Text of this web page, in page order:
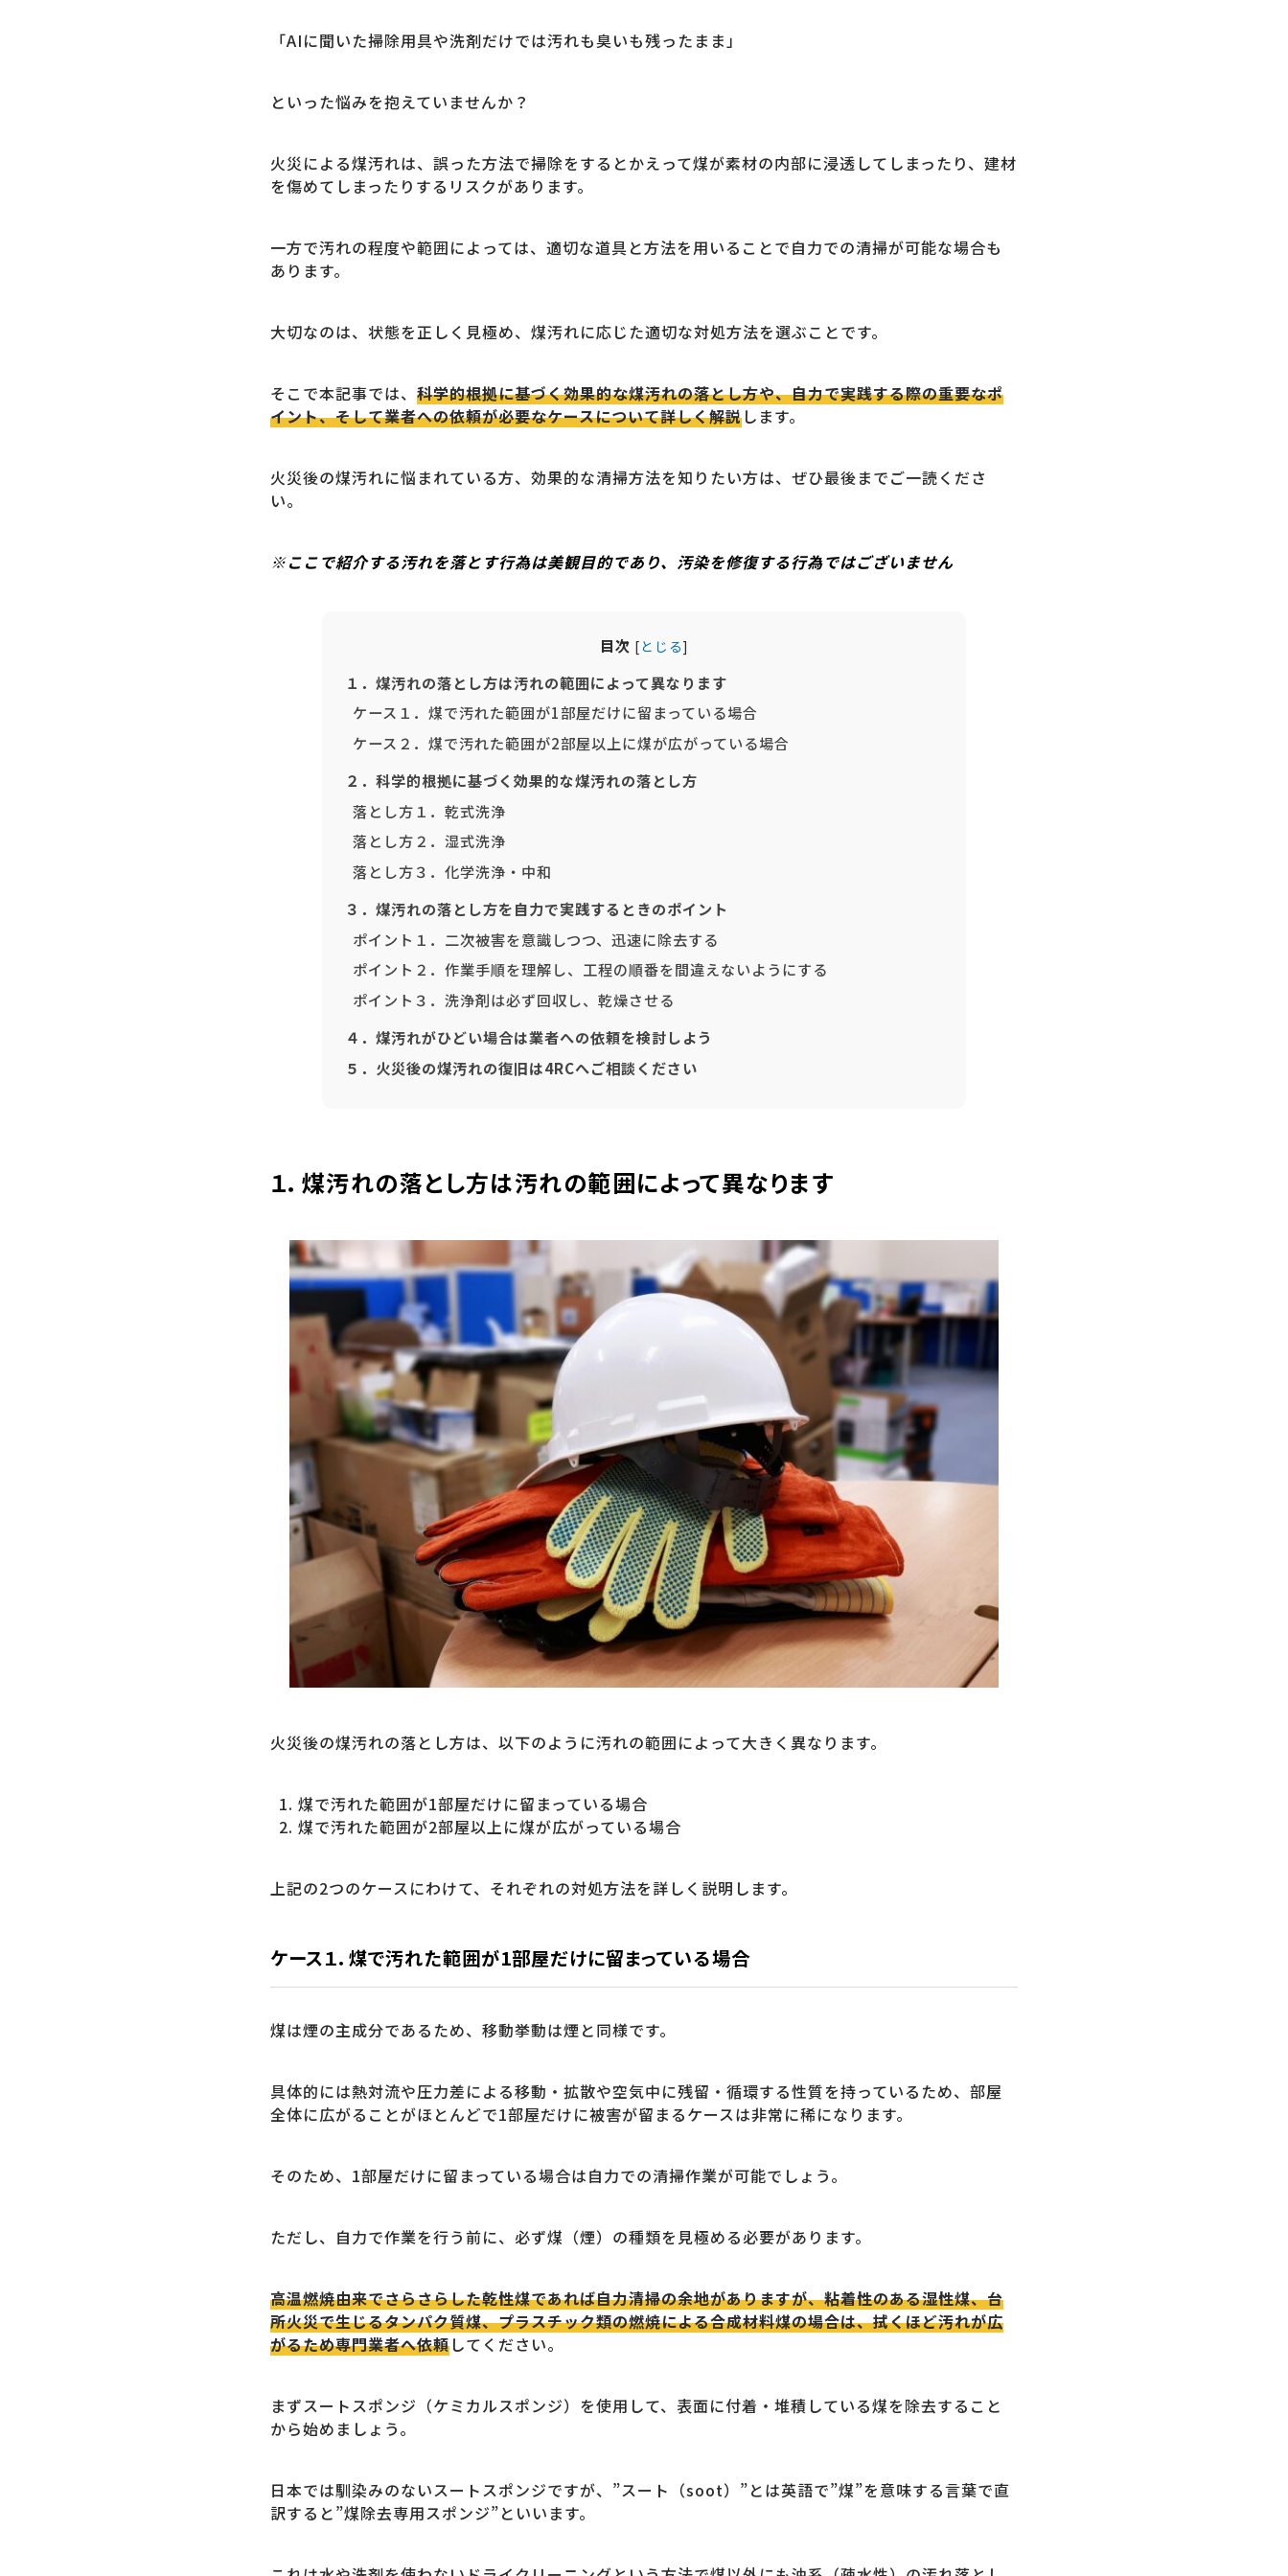
「AIに聞いた掃除用具や洗剤だけでは汚れも臭いも残ったまま」
といった悩みを抱えていませんか？
火災による煤汚れは、誤った方法で掃除をするとかえって煤が素材の内部に浸透してしまったり、建材
を傷めてしまったりするリスクがあります。
一方で汚れの程度や範囲によっては、適切な道具と方法を用いることで自力での清掃が可能な場合も
あります。
大切なのは、状態を正しく見極め、煤汚れに応じた適切な対処方法を選ぶことです。
そこで本記事では、 科学的根拠に基づく効果的な煤汚れの落とし方や、自力で実践する際の重要なポ
イント、そして業者への依頼が必要なケースについて詳しく解説します。
火災後の煤汚れに悩まれている方、効果的な清掃方法を知りたい方は、ぜひ最後までご一読くださ
い。
※ここで紹介する汚れを落とす行為は美観目的であり、汚染を修復する行為ではございません
目次 [とじる]
１．煤汚れの落とし方は汚れの範囲によって異なります
ケース１．煤で汚れた範囲が1部屋だけに留まっている場合
ケース２．煤で汚れた範囲が2部屋以上に煤が広がっている場合
２．科学的根拠に基づく効果的な煤汚れの落とし方
落とし方１．乾式洗浄
落とし方２．湿式洗浄
落とし方３．化学洗浄・中和
３．煤汚れの落とし方を自力で実践するときのポイント
ポイント１．二次被害を意識しつつ、迅速に除去する
ポイント２．作業手順を理解し、工程の順番を間違えないようにする
ポイント３．洗浄剤は必ず回収し、乾燥させる
４．煤汚れがひどい場合は業者への依頼を検討しよう
５．火災後の煤汚れの復旧は4RCへご相談ください
１．煤汚れの落とし方は汚れの範囲によって異なります
火災後の煤汚れの落とし方は、以下のように汚れの範囲によって大きく異なります。
煤で汚れた範囲が1部屋だけに留まっている場合
煤で汚れた範囲が2部屋以上に煤が広がっている場合
上記の2つのケースにわけて、それぞれの対処方法を詳しく説明します。
ケース１．煤で汚れた範囲が1部屋だけに留まっている場合
煤は煙の主成分であるため、移動挙動は煙と同様です。
具体的には熱対流や圧力差による移動・拡散や空気中に残留・循環する性質を持っているため、部屋
全体に広がることがほとんどで1部屋だけに被害が留まるケースは非常に稀になります。
そのため、1部屋だけに留まっている場合は自力での清掃作業が可能でしょう。
ただし、自力で作業を行う前に、必ず煤（煙）の種類を見極める必要があります。
高温燃焼由来でさらさらした乾性煤であれば自力清掃の余地がありますが、粘着性のある湿性煤、台
所火災で生じるタンパク質煤、プラスチック類の燃焼による合成材料煤の場合は、拭くほど汚れが広
がるため専門業者へ依頼してください。
まずスートスポンジ（ケミカルスポンジ）を使用して、表面に付着・堆積している煤を除去すること
から始めましょう。
日本では馴染みのないスートスポンジですが、”スート（soot）”とは英語で”煤”を意味する言葉で直
訳すると”煤除去専用スポンジ”といいます。